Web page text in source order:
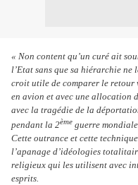
« Non content qu’un curé ait
l’Etat sans que sa hiérarchie ne
croit utile de comparer le retour
en avion et avec une allocation
avec la tragédie de la
pendant la 2ème guerre
Cette outrance et cette
l’apanage d’idéologies
religieux qui les utilisent avec
esprits.